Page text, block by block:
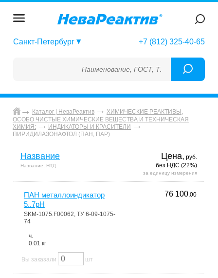
Санкт-Петербург +7 (812) 325-40-65
Наименование, ГОСТ, ТУ, ГСО, МСО, ОСО,
Каталог | НеваРеактив
ХИМИЧЕСКИЕ РЕАКТИВЫ,
ОСОБО ЧИСТЫЕ ХИМИЧЕСКИЕ ВЕЩЕСТВА И ТЕХНИЧЕСКАЯ
ХИМИЯ:
ИНДИКАТОРЫ И КРАСИТЕЛИ
ПИРИДИЛАЗОНАФТОЛ (ПАН, ПАР)
Название
Название, НТД
Цена, руб.
без НДС (22%)
за единицу измерения
ПАН металлоиндикатор
5..7pH
SKM-1075.F00062, ТУ 6-09-1075-
74
ч.
0.01 кг
76 100,00
Вы заказали шт